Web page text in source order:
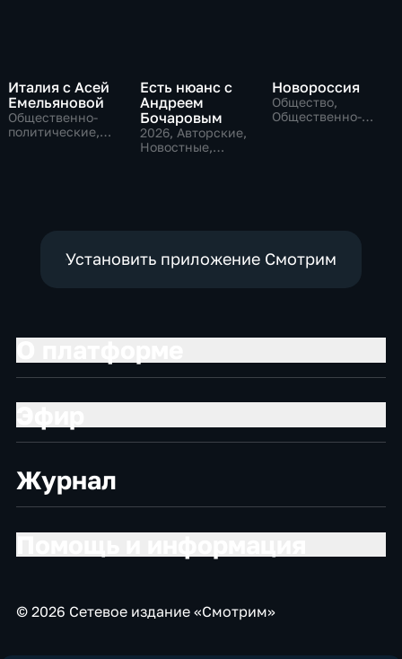
Италия с Асей
Емельяновой
Общественно-
политические,
Есть нюанс с
Андреем
Бочаровым
2026, Авторские,
Новостные,
Новороссия
Общество,
Общественно-
Установить приложение Смотрим
Журнал
© 2026 Сетевое издание «Смотрим»